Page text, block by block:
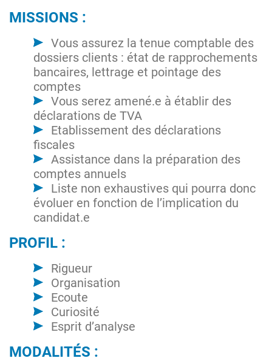
MISSIONS :
Vous assurez la tenue comptable des
dossiers clients : état de rapprochements
bancaires, lettrage et pointage des
comptes
Vous serez amené.e à établir des
déclarations de TVA
Etablissement des déclarations
fiscales
Assistance dans la préparation des
comptes annuels
Liste non exhaustives qui pourra donc
évoluer en fonction de l’implication du
candidat.e
PROFIL :
Rigueur
Organisation
Ecoute
Curiosité
Esprit d’analyse
MODALITÉS :